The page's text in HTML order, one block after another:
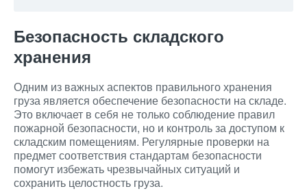
Безопасность складского
хранения
Одним из важных аспектов правильного хранения
груза является обеспечение безопасности на складе.
Это включает в себя не только соблюдение правил
пожарной безопасности, но и контроль за доступом к
складским помещениям. Регулярные проверки на
предмет соответствия стандартам безопасности
помогут избежать чрезвычайных ситуаций и
сохранить целостность груза.